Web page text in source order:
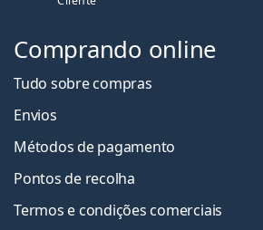
Comprando online
Tudo sobre compras
Envios
Métodos de pagamento
Pontos de recolha
Termos e condições comerciais